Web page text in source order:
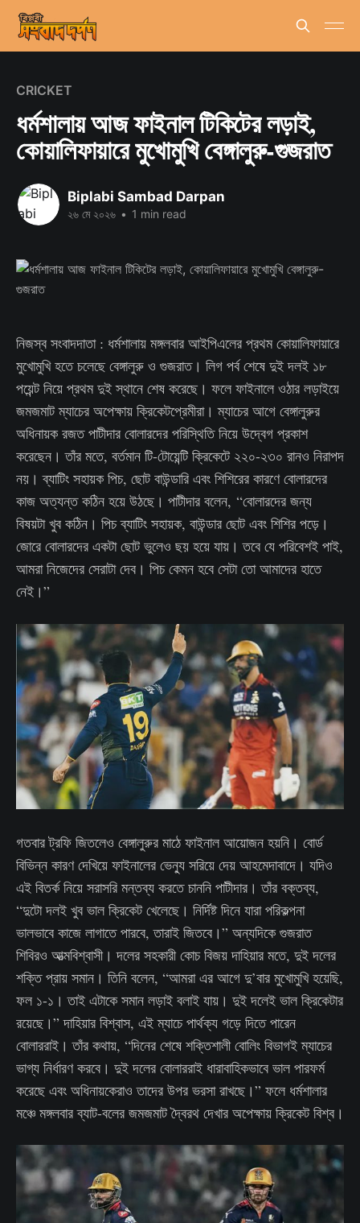
CRICKET
ধর্মশালায় আজ ফাইনাল টিকিটের লড়াই,
কোয়ালিফায়ারে মুখোমুখি বেঙ্গালুরু-গুজরাত
Biplabi Sambad Darpan
২৬ মে ২০২৬ • 1 min read
নিজস্ব সংবাদদাতা : ধর্মশালায় মঙ্গলবার আইপিএলের প্রথম কোয়ালিফায়ারে
মুখোমুখি হতে চলেছে বেঙ্গালুরু ও গুজরাত। লিগ পর্ব শেষে দুই দলই ১৮
পয়েন্ট নিয়ে প্রথম দুই স্থানে শেষ করেছে। ফলে ফাইনালে ওঠার লড়াইয়ে
জমজমাট ম্যাচের অপেক্ষায় ক্রিকেটপ্রেমীরা। ম্যাচের আগে বেঙ্গালুরুর
অধিনায়ক রজত পাটীদার বোলারদের পরিস্থিতি নিয়ে উদ্বেগ প্রকাশ
করেছেন। তাঁর মতে, বর্তমান টি-টোয়েন্টি ক্রিকেটে ২২০-২৩০ রানও নিরাপদ
নয়। ব্যাটিং সহায়ক পিচ, ছোট বাউন্ডারি এবং শিশিরের কারণে বোলারদের
কাজ অত্যন্ত কঠিন হয়ে উঠছে। পাটীদার বলেন, “বোলারদের জন্য
বিষয়টা খুব কঠিন। পিচ ব্যাটিং সহায়ক, বাউন্ডার ছোট এবং শিশির পড়ে।
জোরে বোলারদের একটা ছোট ভুলেও ছয় হয়ে যায়। তবে যে পরিবেশই পাই,
আমরা নিজেদের সেরাটা দেব। পিচ কেমন হবে সেটা তো আমাদের হাতে
নেই।”
গতবার ট্রফি জিতলেও বেঙ্গালুরুর মাঠে ফাইনাল আয়োজন হয়নি। বোর্ড
বিভিন্ন কারণ দেখিয়ে ফাইনালের ভেন্যু সরিয়ে দেয় আহমেদাবাদে। যদিও
এই বিতর্ক নিয়ে সরাসরি মন্তব্য করতে চাননি পাটীদার। তাঁর বক্তব্য,
“দুটো দলই খুব ভাল ক্রিকেট খেলেছে। নির্দিষ্ট দিনে যারা পরিকল্পনা
ভালভাবে কাজে লাগাতে পারবে, তারাই জিতবে।” অন্যদিকে গুজরাত
শিবিরও আত্মবিশ্বাসী। দলের সহকারী কোচ বিজয় দাহিয়ার মতে, দুই দলের
শক্তি প্রায় সমান। তিনি বলেন, “আমরা এর আগে দু’বার মুখোমুখি হয়েছি,
ফল ১-১। তাই এটাকে সমান লড়াই বলাই যায়। দুই দলেই ভাল ক্রিকেটার
রয়েছে।” দাহিয়ার বিশ্বাস, এই ম্যাচে পার্থক্য গড়ে দিতে পারেন
বোলাররাই। তাঁর কথায়, “দিনের শেষে শক্তিশালী বোলিং বিভাগই ম্যাচের
ভাগ্য নির্ধারণ করবে। দুই দলের বোলাররাই ধারাবাহিকভাবে ভাল পারফর্ম
করেছে এবং অধিনায়কেরাও তাদের উপর ভরসা রাখছে।” ফলে ধর্মশালার
মঞ্চে মঙ্গলবার ব্যাট-বলের জমজমাট দ্বৈরথ দেখার অপেক্ষায় ক্রিকেট বিশ্ব।